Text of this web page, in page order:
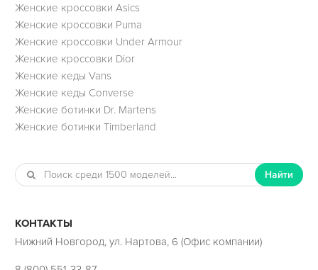
Женские кроссовки Asics
Женские кроссовки Puma
Женские кроссовки Under Armour
Женские кроссовки Dior
Женские кеды Vans
Женские кеды Converse
Женские ботинки Dr. Martens
Женские ботинки Timberland
Найти
КОНТАКТЫ
Нижний Новгород, ул. Нартова, 6 (Офис компании)